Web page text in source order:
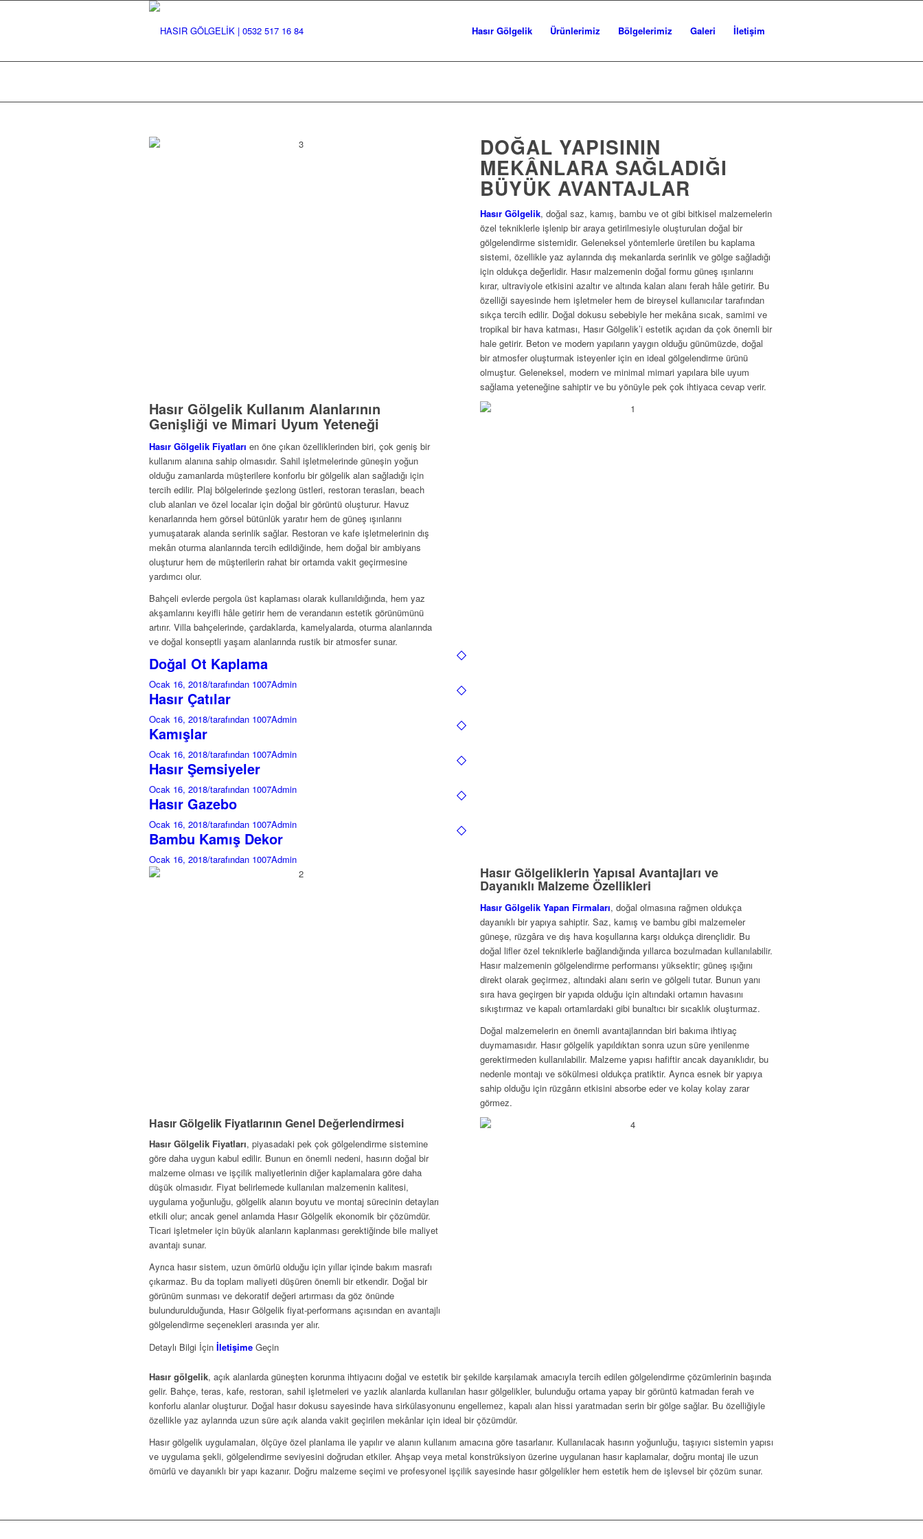
Hasır Gölgelik Ürünlerimiz Bölgelerimiz Galeri İletişim
DOĞAL YAPISININ
MEKÂNLARA SAĞLADIĞI
BÜYÜK AVANTAJLAR
Hasır Gölgelik, doğal saz, kamış, bambu ve ot gibi bitkisel malzemelerin
özel tekniklerle işlenip bir araya getirilmesiyle oluşturulan doğal bir
gölgelendirme sistemidir. Geleneksel yöntemlerle üretilen bu kaplama
sistemi, özellikle yaz aylarında dış mekanlarda serinlik ve gölge sağladığı
için oldukça değerlidir. Hasır malzemenin doğal formu güneş ışınlarını
kırar, ultraviyole etkisini azaltır ve altında kalan alanı ferah hâle getirir. Bu
özelliği sayesinde hem işletmeler hem de bireysel kullanıcılar tarafından
sıkça tercih edilir. Doğal dokusu sebebiyle her mekâna sıcak, samimi ve
tropikal bir hava katması, Hasır Gölgelik’i estetik açıdan da çok önemli bir
hale getirir. Beton ve modern yapıların yaygın olduğu günümüzde, doğal
bir atmosfer oluşturmak isteyenler için en ideal gölgelendirme ürünü
olmuştur. Geleneksel, modern ve minimal mimari yapılara bile uyum
sağlama yeteneğine sahiptir ve bu yönüyle pek çok ihtiyaca cevap verir.
Hasır Gölgelik Kullanım Alanlarının
Genişliği ve Mimari Uyum Yeteneği
Hasır Gölgelik Fiyatları en öne çıkan özelliklerinden biri, çok geniş bir
kullanım alanına sahip olmasıdır. Sahil işletmelerinde güneşin yoğun
olduğu zamanlarda müşterilere konforlu bir gölgelik alan sağladığı için
tercih edilir. Plaj bölgelerinde şezlong üstleri, restoran terasları, beach
club alanları ve özel localar için doğal bir görüntü oluşturur. Havuz
kenarlarında hem görsel bütünlük yaratır hem de güneş ışınlarını
yumuşatarak alanda serinlik sağlar. Restoran ve kafe işletmelerinin dış
mekân oturma alanlarında tercih edildiğinde, hem doğal bir ambiyans
oluşturur hem de müşterilerin rahat bir ortamda vakit geçirmesine
yardımcı olur.
Bahçeli evlerde pergola üst kaplaması olarak kullanıldığında, hem yaz
akşamlarını keyifli hâle getirir hem de verandanın estetik görünümünü
artırır. Villa bahçelerinde, çardaklarda, kamelyalarda, oturma alanlarında
ve doğal konseptli yaşam alanlarında rustik bir atmosfer sunar.
Doğal Ot Kaplama
Ocak 16, 2018/tarafından 1007Admin
Hasır Çatılar
Ocak 16, 2018/tarafından 1007Admin
Kamışlar
Ocak 16, 2018/tarafından 1007Admin
Hasır Şemsiyeler
Ocak 16, 2018/tarafından 1007Admin
Hasır Gazebo
Ocak 16, 2018/tarafından 1007Admin
Bambu Kamış Dekor
Ocak 16, 2018/tarafından 1007Admin
Hasır Gölgeliklerin Yapısal Avantajları ve
Dayanıklı Malzeme Özellikleri
Hasır Gölgelik Yapan Firmaları, doğal olmasına rağmen oldukça
dayanıklı bir yapıya sahiptir. Saz, kamış ve bambu gibi malzemeler
güneşe, rüzgâra ve dış hava koşullarına karşı oldukça dirençlidir. Bu
doğal lifler özel tekniklerle bağlandığında yıllarca bozulmadan kullanılabilir.
Hasır malzemenin gölgelendirme performansı yüksektir; güneş ışığını
direkt olarak geçirmez, altındaki alanı serin ve gölgeli tutar. Bunun yanı
sıra hava geçirgen bir yapıda olduğu için altındaki ortamın havasını
sıkıştırmaz ve kapalı ortamlardaki gibi bunaltıcı bir sıcaklık oluşturmaz.
Doğal malzemelerin en önemli avantajlarından biri bakıma ihtiyaç
duymamasıdır. Hasır gölgelik yapıldıktan sonra uzun süre yenilenme
gerektirmeden kullanılabilir. Malzeme yapısı hafiftir ancak dayanıklıdır, bu
nedenle montajı ve sökülmesi oldukça pratiktir. Ayrıca esnek bir yapıya
sahip olduğu için rüzgârın etkisini absorbe eder ve kolay kolay zarar
görmez.
Hasır Gölgelik Fiyatlarının Genel Değerlendirmesi
Hasır Gölgelik Fiyatları, piyasadaki pek çok gölgelendirme sistemine
göre daha uygun kabul edilir. Bunun en önemli nedeni, hasırın doğal bir
malzeme olması ve işçilik maliyetlerinin diğer kaplamalara göre daha
düşük olmasıdır. Fiyat belirlemede kullanılan malzemenin kalitesi,
uygulama yoğunluğu, gölgelik alanın boyutu ve montaj sürecinin detayları
etkili olur; ancak genel anlamda Hasır Gölgelik ekonomik bir çözümdür.
Ticari işletmeler için büyük alanların kaplanması gerektiğinde bile maliyet
avantajı sunar.
Ayrıca hasır sistem, uzun ömürlü olduğu için yıllar içinde bakım masrafı
çıkarmaz. Bu da toplam maliyeti düşüren önemli bir etkendir. Doğal bir
görünüm sunması ve dekoratif değeri artırması da göz önünde
bulundurulduğunda, Hasır Gölgelik fiyat-performans açısından en avantajlı
gölgelendirme seçenekleri arasında yer alır.
Detaylı Bilgi İçin İletişime Geçin
Hasır gölgelik, açık alanlarda güneşten korunma ihtiyacını doğal ve estetik bir şekilde karşılamak amacıyla tercih edilen gölgelendirme çözümlerinin başında
gelir. Bahçe, teras, kafe, restoran, sahil işletmeleri ve yazlık alanlarda kullanılan hasır gölgelikler, bulunduğu ortama yapay bir görüntü katmadan ferah ve
konforlu alanlar oluşturur. Doğal hasır dokusu sayesinde hava sirkülasyonunu engellemez, kapalı alan hissi yaratmadan serin bir gölge sağlar. Bu özelliğiyle
özellikle yaz aylarında uzun süre açık alanda vakit geçirilen mekânlar için ideal bir çözümdür.
Hasır gölgelik uygulamaları, ölçüye özel planlama ile yapılır ve alanın kullanım amacına göre tasarlanır. Kullanılacak hasırın yoğunluğu, taşıyıcı sistemin yapısı
ve uygulama şekli, gölgelendirme seviyesini doğrudan etkiler. Ahşap veya metal konstrüksiyon üzerine uygulanan hasır kaplamalar, doğru montaj ile uzun
ömürlü ve dayanıklı bir yapı kazanır. Doğru malzeme seçimi ve profesyonel işçilik sayesinde hasır gölgelikler hem estetik hem de işlevsel bir çözüm sunar.